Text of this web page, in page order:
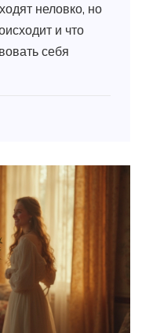
неловко, но
и что
себя